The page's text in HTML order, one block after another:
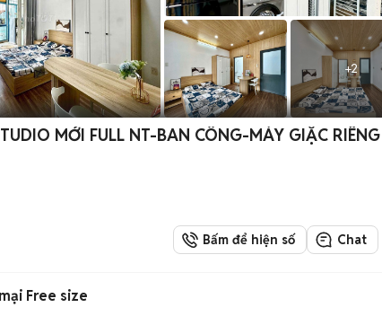
+2
MỚI FULL NT-BAN CÔNG-MÁY GIẶC RIÊNG
Bấm để hiện số Chat
Free size